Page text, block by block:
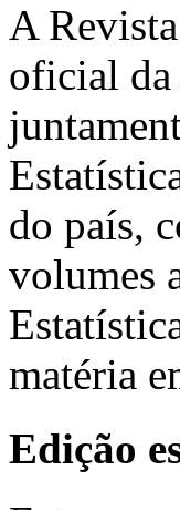
A
oficial da
do país,
volumes
matéria
Edição